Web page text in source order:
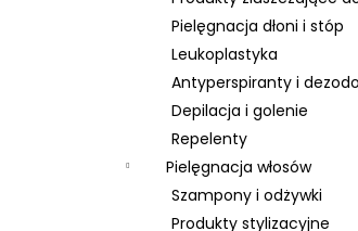
Pielęgnacja dłoni i stóp
Leukoplastyka
Antyperspiranty i
Depilacja i golenie
Repelenty
Pielęgnacja włosów
Szampony i odżywki
Produkty stylizacyjne